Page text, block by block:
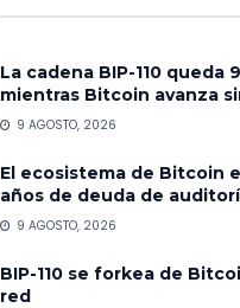
La cadena BIP-110 queda
mientras Bitcoin avanza
9 AGOSTO, 2026
El ecosistema de Bitcoin
años de deuda de
9 AGOSTO, 2026
BIP-110 se forkea de
red